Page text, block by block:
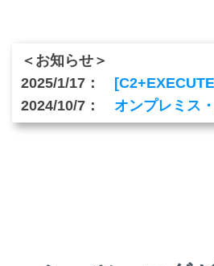
＜お知らせ＞
2025/1/17：
2024/10/7： オンプレミス